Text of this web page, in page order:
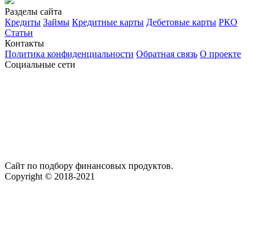
Разделы сайта
Кредиты Займы Кредитные карты Дебетовые карты РКО
Статьи
Контакты
Политика конфиденциальности Обратная связь О проекте
Социальные сети
Сайт по подбору финансовых продуктов.
Copyright © 2018-2021